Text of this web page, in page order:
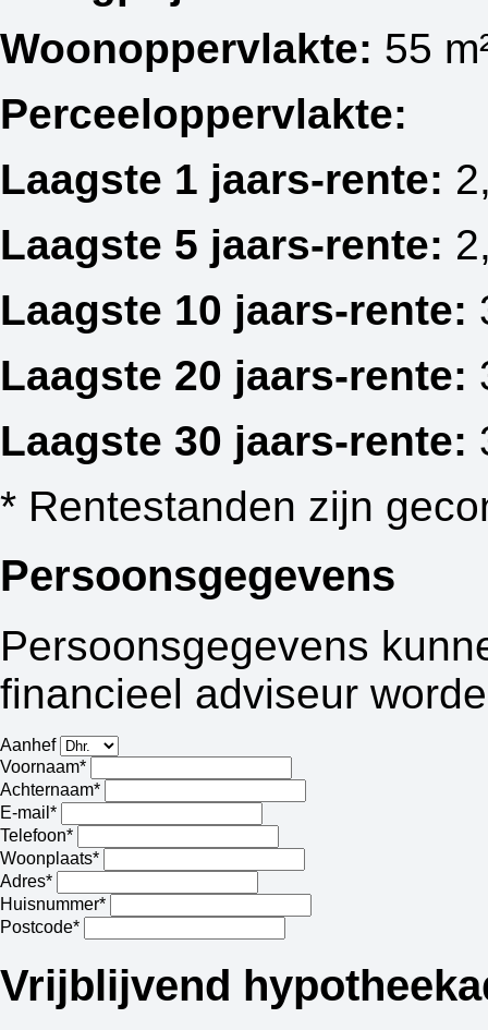
Woonoppervlakte: 55
Perceeloppervlakte:
Laagste 1 jaars-rente:
Laagste 5 jaars-rente:
Laagste 10 jaars-rente:
Laagste 20 jaars-rente:
Laagste 30 jaars-rente:
* Rentestanden zijn
Persoonsgegevens
Persoonsgegevens
financieel adviseur
Aanhef
Voornaam*
Achternaam*
E-mail*
Telefoon*
Woonplaats*
Adres*
Huisnummer*
Postcode*
Vrijblijvend